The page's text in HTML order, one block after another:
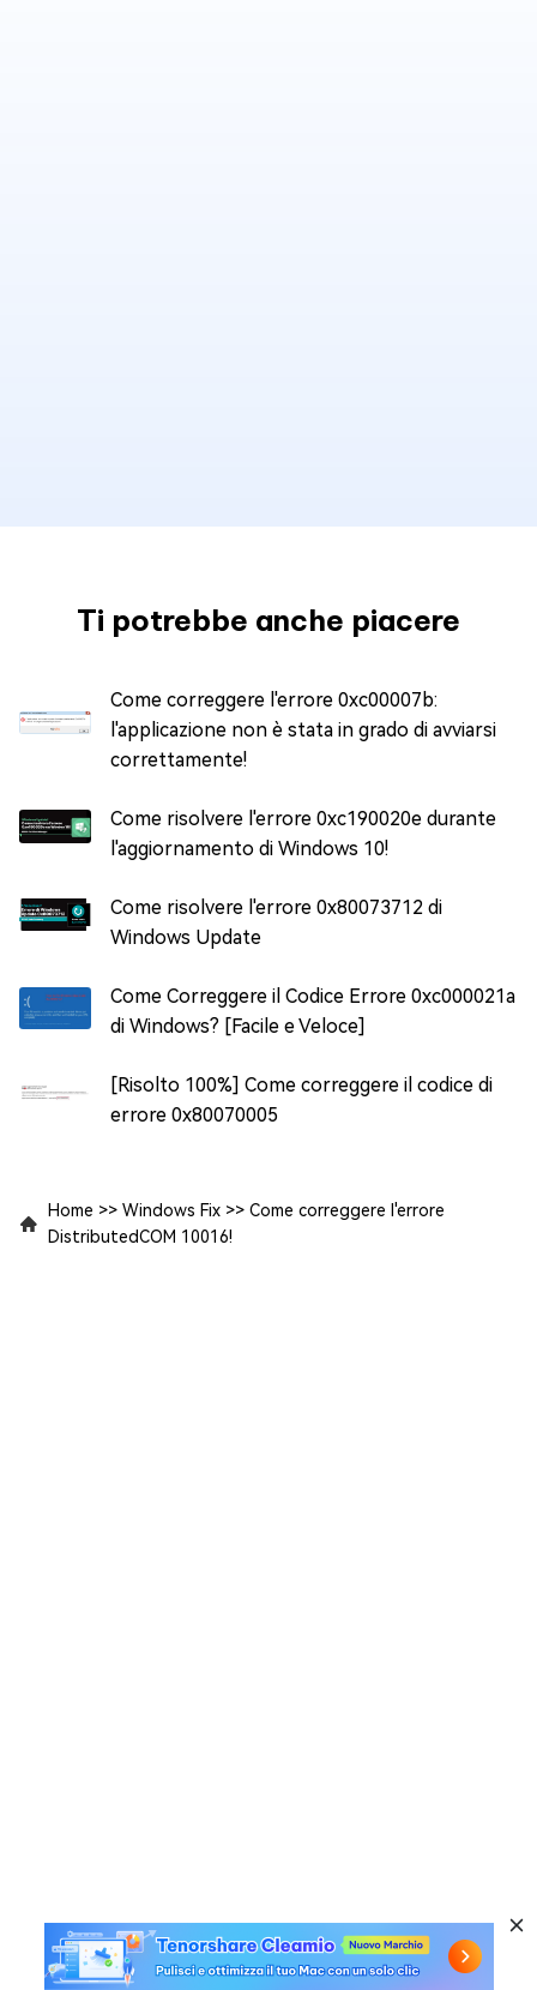
Ti potrebbe anche piacere
Come correggere l'errore 0xc00007b:
l'applicazione non è stata in grado di avviarsi
correttamente!
Come risolvere l'errore 0xc190020e durante
l'aggiornamento di Windows 10!
Come risolvere l'errore 0x80073712 di
Windows Update
Come Correggere il Codice Errore 0xc000021a
di Windows? [Facile e Veloce]
[Risolto 100%] Come correggere il codice di
errore 0x80070005
Home >> Windows Fix >> Come correggere l'errore
DistributedCOM 10016!